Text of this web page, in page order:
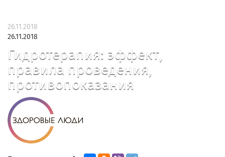
26.11.2018
26.11.2018
Гидротерапия: эффект,
правила проведения,
противопоказания